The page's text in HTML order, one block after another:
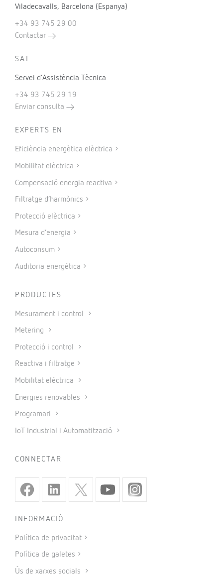
Viladecavalls, Barcelona (Espanya)
+34 93 745 29 00
Contactar
SAT
Servei d’Assistència Tècnica
+34 93 745 29 19
Enviar consulta
EXPERTS EN
Eficiència energètica elèctrica
Mobilitat elèctrica
Compensació energia reactiva
Filtratge d’harmònics
Protecció elèctrica
Mesura d’energia
Autoconsum
Auditoria energètica
PRODUCTES
Mesurament i control
Metering
Protecció i control
Reactiva i filtratge
Mobilitat elèctrica
Energies renovables
Programari
IoT Industrial i Automatització
CONNECTAR
INFORMACIÓ
Política de privacitat
Política de galetes
Ús de xarxes socials